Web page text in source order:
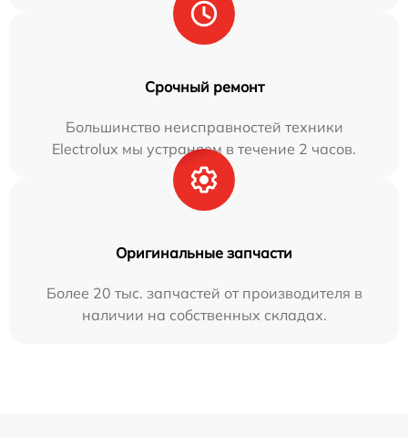
Срочный ремонт
Большинство неисправностей техники
Electrolux мы устраняем в течение 2 часов.
Оригинальные запчасти
Более 20 тыс. запчастей от производителя в
наличии на собственных складах.